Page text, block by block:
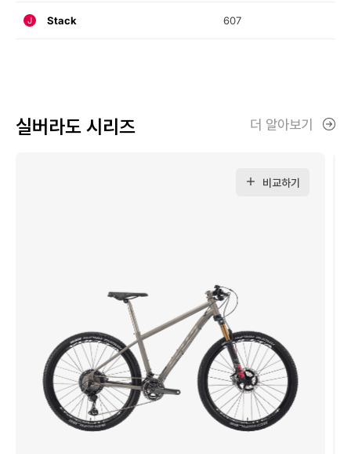
J Stack 607
실버라도 시리즈 더 알아보기
비교하기